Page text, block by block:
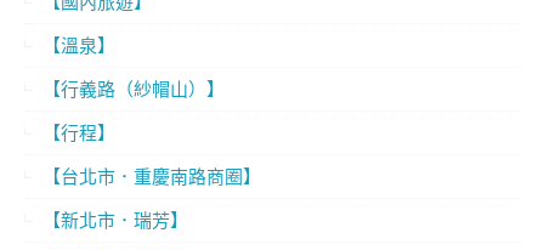
【溫泉】
【行義路（紗帽山）】
【行程】
【台北市．重慶南路商圈】
【新北市．瑞芳】